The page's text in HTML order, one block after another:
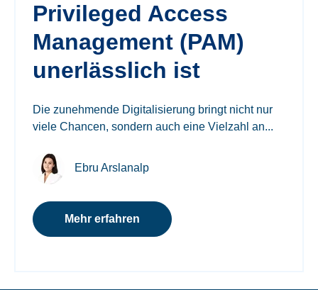
Privileged Access
Management (PAM)
unerlässlich ist
Die zunehmende Digitalisierung bringt nicht nur
viele Chancen, sondern auch eine Vielzahl an...
Ebru Arslanalp
Mehr erfahren